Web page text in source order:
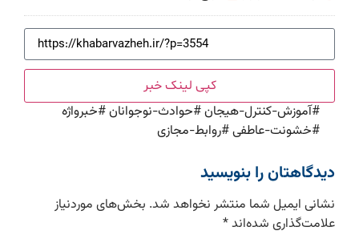
کپی لینک خبر
#آموزش-کنترل-هیجان#حوادث-نوجوانان#خبرواژه
#خشونت-عاطفی#روابط-مجازی
دیدگاهتان را بنویسید
نشانی ایمیل شما منتشر نخواهد شد. بخش‌های موردنیاز
علامت‌گذاری شده‌اند*